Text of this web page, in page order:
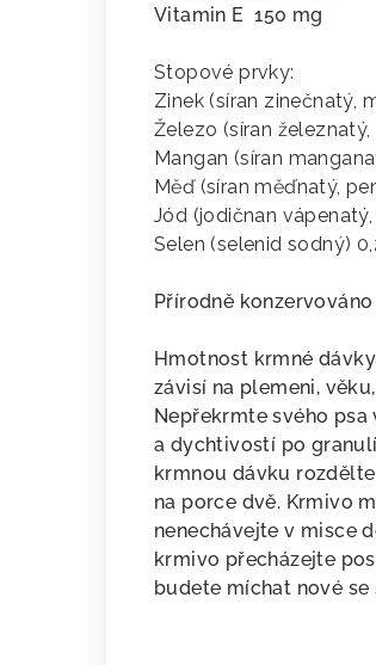
Vitamin E 150 mg
Stopové prvky:
Zinek (síran zinečnatý,
Železo (síran
Mangan (síran
Měď (síran měďnatý,
Jód (jodičnan
Selen (selenid sodný)
Přírodně
Hmotnost krmné
závisí na plemeni,
Nepřekrmte svého
a dychtivostí po
krmnou dávku
na porce dvě. Krmivo
nenechávejte v misce
krmivo přecházejte
budete míchat nové